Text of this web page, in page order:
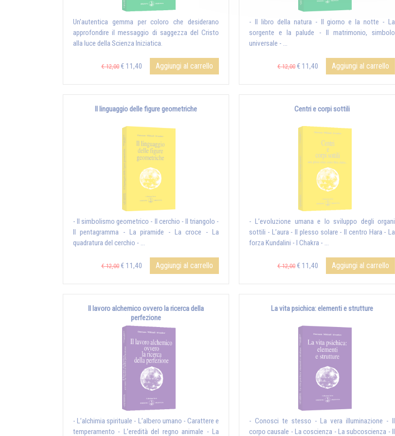
Un'autentica gemma per coloro che desiderano
approfondire il messaggio di saggezza del Cristo
alla luce della Scienza Iniziatica.
€ 12,00 € 11,40 Aggiungi al carrello
- Il libro della natura - Il giorno e la notte - La
sorgente e la palude - Il matrimonio, simbolo
universale - ...
€ 12,00 € 11,40 Aggiungi al carrello
Il linguaggio delle figure geometriche
- Il simbolismo geometrico - Il cerchio - Il triangolo -
Il pentagramma - La piramide - La croce - La
quadratura del cerchio - ...
€ 12,00 € 11,40 Aggiungi al carrello
Centri e corpi sottili
- L’evoluzione umana e lo sviluppo degli organi
sottili - L’aura - Il plesso solare - Il centro Hara - La
forza Kundalini - I Chakra - ...
€ 12,00 € 11,40 Aggiungi al carrello
Il lavoro alchemico ovvero la ricerca della
perfezione
- L’alchimia spirituale - L’albero umano - Carattere e
temperamento - L’eredità del regno animale - La
La vita psichica: elementi e strutture
- Conosci te stesso - La vera illuminazione - Il
corpo causale - La coscienza - La subcoscienza - Il